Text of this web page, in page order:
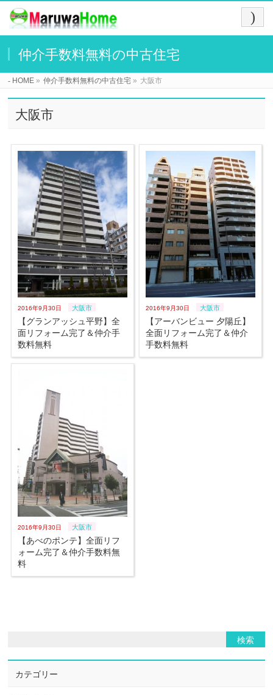
仲介手数料無料の中古住宅
HOME » 仲介手数料無料の中古住宅 » 大阪市
大阪市
2016年9月30日 大阪市
【グランアッシュ平野】全
面リフォーム完了＆仲介手
数料無料
2016年9月30日 大阪市
【アーバンビュー 夕陽丘】
全面リフォーム完了＆仲介
手数料無料
2016年9月30日 大阪市
【あべのポンテ】全面リフ
ォーム完了＆仲介手数料無
料
カテゴリー